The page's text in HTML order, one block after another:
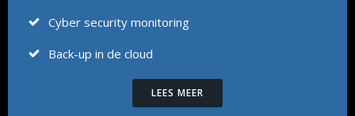
Cyber security monitoring
Back-up in de cloud
LEES MEER